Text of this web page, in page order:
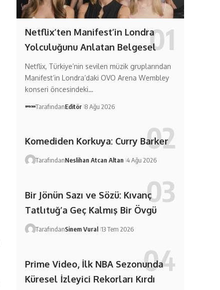
Netflix’ten Manifest’in Londra
Yolculuğunu Anlatan Belgesel
Netflix, Türkiye’nin sevilen müzik gruplarından
Manifest’in Londra’daki OVO Arena Wembley
konseri öncesindeki…
TarafındanEditör 8 Ağu 2026
Komediden Korkuya: Curry Barker
TarafındanNeslihan Atcan Altan 4 Ağu 2026
Bir Jönün Sazı ve Sözü: Kıvanç
Tatlıtuğ’a Geç Kalmış Bir Övgü
TarafındanSinem Vural 13 Tem 2026
Prime Video, İlk NBA Sezonunda
Küresel İzleyici Rekorları Kırdı